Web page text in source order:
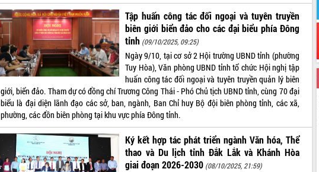
Tập huấn công tác đối ngoại và tuyên truyền
biên giới biển đảo cho các đại biểu phía Đông
tỉnh (09/10/2025, 09:25)
Ngày 9/10, tại cơ sở 2 Hội trường UBND tỉnh (phường
Tuy Hòa), Văn phòng UBND tỉnh tổ chức Hội nghị tập
huấn công tác đối ngoại và tuyên truyền quản lý biên
giới, biển đảo. Tham dự có đồng chí Trương Công Thái - Phó Chủ tịch UBND tỉnh, cùng 70 đại
biểu là đại diện lãnh đạo các sở, ban, ngành, Ban Chỉ huy Bộ đội biên phòng tỉnh, các xã,
phường, các đồn biên phòng tại khu vực phía Đông tỉnh.
Ký kết hợp tác phát triển ngành Văn hóa, Thể
thao và Du lịch tỉnh Đắk Lắk và Khánh Hòa
giai đoạn 2026-2030 (08/10/2025, 21:59)